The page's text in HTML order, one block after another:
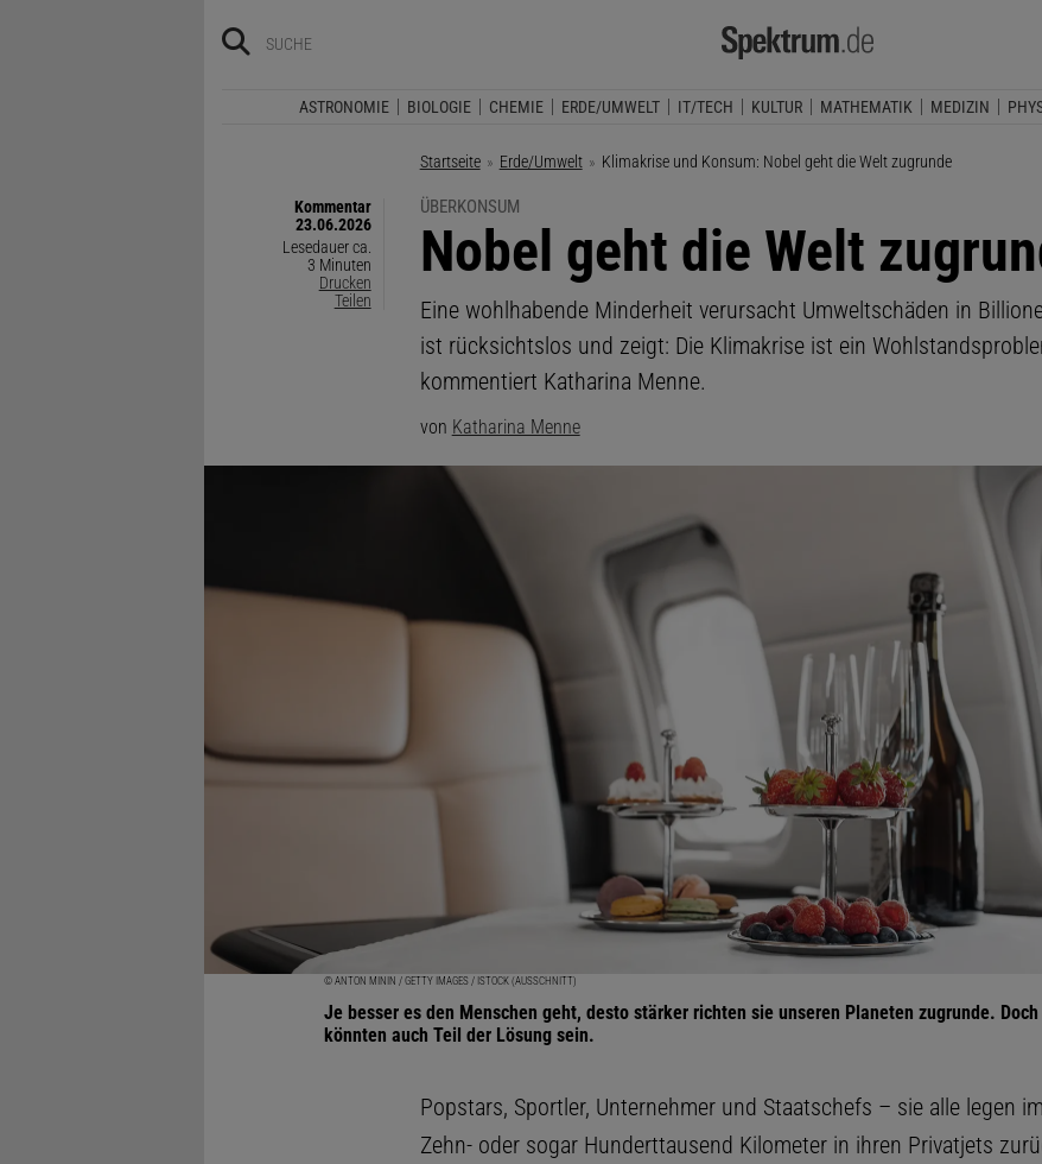
ASTRONOMIE BIOLOGIE CHEMIE ERDE/UMWELT IT/TECH KULTUR MATHEMATIK MEDIZIN
Startseite Erde/Umwelt Aktuelle Seite:
Klimakrise und Konsum: Nobel geht die Welt zugrunde
Kommentar
23.06.2026
Lesedauer ca.
3 Minuten
Drucken
Teilen
ÜBERKONSUM
:
Nobel geht die Welt
Eine wohlhabende Minderheit verursacht Umweltschäden in
ist rücksichtslos und zeigt: Die Klimakrise ist ein
kommentiert Katharina Menne.
von Katharina Menne
© ANTON MININ / GETTY IMAGES / ISTOCK (AUSSCHNITT)
Je besser es den Menschen geht, desto stärker richten sie unseren Planeten zugrunde.
könnten auch Teil der Lösung sein.
Popstars, Sportler, Unternehmer und Staatschefs – sie alle legen
Zehn- oder sogar Hunderttausend Kilometer in ihren Privatjets